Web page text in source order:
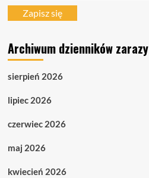
mailZapisz się
Archiwum dzienników zarazy
sierpień 2026
lipiec 2026
czerwiec 2026
maj 2026
kwiecień 2026